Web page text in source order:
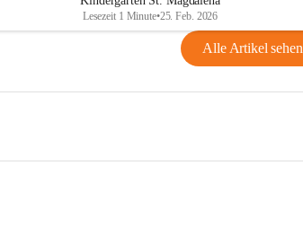
Lesezeit 1 Minute•25. Feb. 2026
Alle Artikel sehen